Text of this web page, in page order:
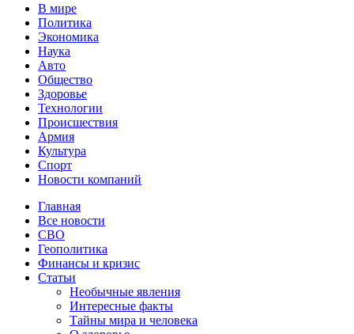
В мире
Политика
Экономика
Наука
Авто
Общество
Здоровье
Технологии
Происшествия
Армия
Культура
Спорт
Новости компаний
Главная
Все новости
СВО
Геополитика
Финансы и кризис
Статьи
Необычные явления
Интересные факты
Тайны мира и человека